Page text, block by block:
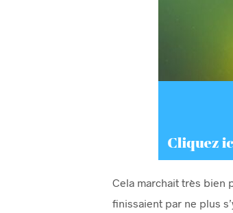
Cela marchait très bien
finissaient par ne plus